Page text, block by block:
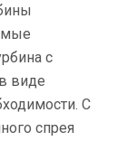
с
виде
С
спрея